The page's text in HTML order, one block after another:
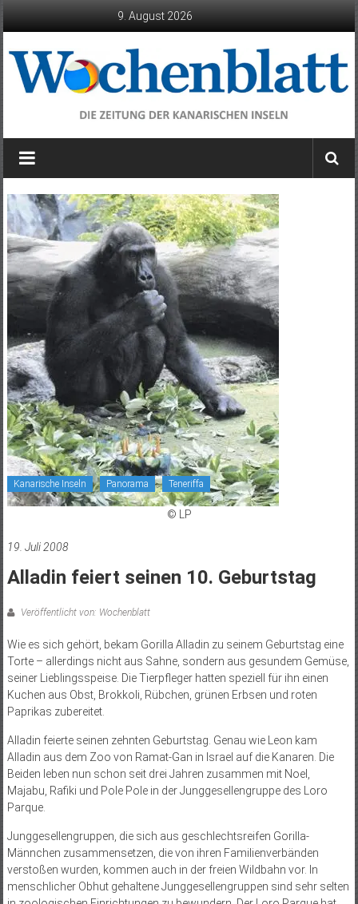
9. August 2026
Wochenblatt
die
der
Kanarischen
Inseln
Kanarische Inseln Panorama Teneriffa
© LP
19. Juli 2008
Alladin feiert seinen 10. Geburtstag
Veröffentlicht von: Wochenblatt
Wie es sich gehört, bekam Gorilla Alladin zu seinem Geburtstag eine
Torte – allerdings nicht aus Sahne, sondern aus gesundem Gemüse,
seiner Lieblingsspeise. Die Tierpfleger hatten speziell für ihn einen
Kuchen aus Obst, Brokkoli, Rübchen, grünen Erbsen und roten
Paprikas zubereitet.
Alladin feierte seinen zehnten Geburtstag. Genau wie Leon kam
Alladin aus dem Zoo von Ramat-Gan in Israel auf die Kanaren. Die
Beiden leben nun schon seit drei Jahren zusammen mit Noel,
Majabu, Rafiki und Pole Pole in der Junggesellengruppe des Loro
Parque.
Junggesellengruppen, die sich aus geschlechtsreifen Gorilla-
Männchen zusammensetzen, die von ihren Familienverbänden
verstoßen wurden, kommen auch in der freien Wildbahn vor. In
menschlicher Obhut gehaltene Junggesellengruppen sind sehr selten